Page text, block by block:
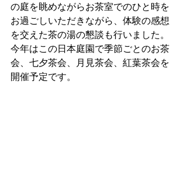
の庭を眺めながらお茶室でのひと時を
お過ごしいただきながら、体験の感想
を交えた茶の湯の懇談も行いました。
今年はこの日本庭園で季節ごとのお茶
会、七夕茶会、月見茶会、紅葉茶会を
開催予定です。